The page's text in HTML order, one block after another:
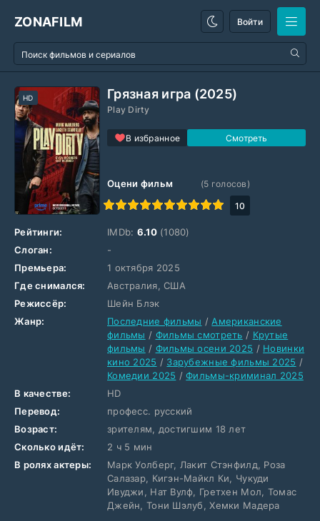
ZONAFILM Войти
Грязная игра (2025)
Play Dirty
В избранное
HD
Оцени фильм
1
2 3 4 6 7 8 9 10
(5 голосов)
10
Рейтинги: IMDb: 6.10(1080)
Слоган:
-
Премьера:
1 октября 2025
Где снимался:
Австралия, США
Режиссёр:
Шейн Блэк
Жанр:
Последние фильмы / Американские
фильмы / Фильмы смотреть / Крутые
фильмы / Фильмы осени 2025 / Новинки
кино 2025 / Зарубежные фильмы 2025 /
Комедии 2025 /Фильмы-криминал 2025
В качестве:
HD
Перевод:
професс. русский
Возраст:
зрителям, достигшим 18 лет
Сколько идёт:
2 ч 5 мин
В ролях актеры:
Марк Уолберг, Лакит Стэнфилд, Роза
Салазар, Кигэн-Майкл Ки, Чукуди
Ивуджи, Нат Вулф, Гретхен Мол, Томас
Джейн, Тони Шэлуб, Хемки Мадера